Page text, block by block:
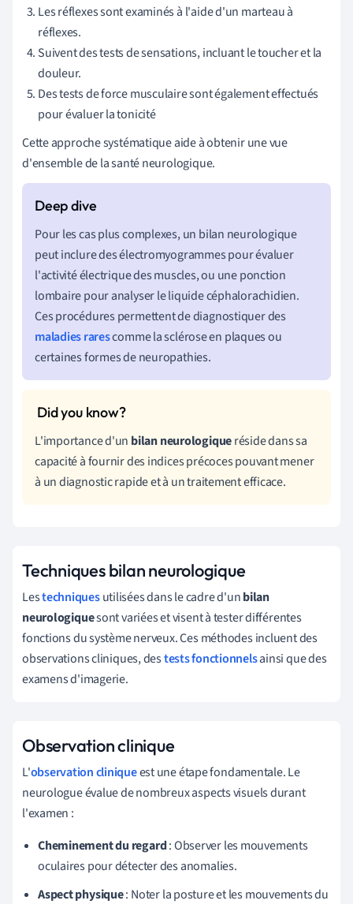
Les réflexes sont examinés à l'aide d'un marteau à
réflexes.
Suivent des tests de sensations, incluant le toucher et la
douleur.
Des tests de force musculaire sont également effectués
pour évaluer la tonicité
Cette approche systématique aide à obtenir une vue
d'ensemble de la santé neurologique.
Pour les cas plus complexes, un bilan neurologique
peut inclure des électromyogrammes pour évaluer
l'activité électrique des muscles, ou une ponction
lombaire pour analyser le liquide céphalorachidien.
Ces procédures permettent de diagnostiquer des
maladies rarescomme la sclérose en plaques ou
certaines formes de neuropathies.
L'importance d'un bilan neurologiqueréside dans sa
capacité à fournir des indices précoces pouvant mener
à un diagnostic rapide et à un traitement efficace.
Techniques bilan neurologique
Lestechniquesutilisées dans le cadre d'unbilan
neurologiquesont variées et visent à tester différentes
fonctions du système nerveux. Ces méthodes incluent des
observations cliniques, destests fonctionnelsainsi que des
examens d'imagerie.
Observation clinique
L'observation cliniqueest une étape fondamentale. Le
neurologue évalue de nombreux aspects visuels durant
l'examen :
Cheminement du regard: Observer les mouvements
oculaires pour détecter des anomalies.
Aspect physique: Noter la posture et les mouvements du